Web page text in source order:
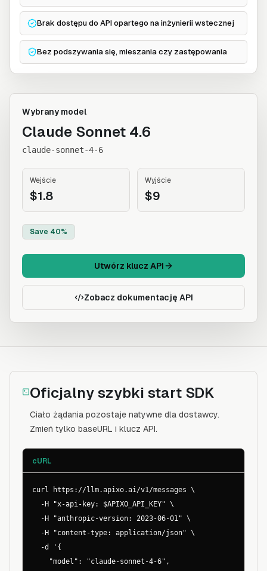
Brak dostępu do API opartego na inżynierii wstecznej
Bez podszywania się, mieszania czy zastępowania
Wybrany model
Claude Sonnet 4.6
claude-sonnet-4-6
Wejście
$1.8
Wyjście
$9
Save 40%
Utwórz klucz API
Zobacz dokumentację API
Oficjalny szybki start SDK
Ciało żądania pozostaje natywne dla dostawcy.
Zmień tylko baseURL i klucz API.
cURL
curl https://llm.apixo.ai/v1/messages \
  -H "x-api-key: $APIXO_API_KEY" \
  -H "anthropic-version: 2023-06-01" \
  -H "content-type: application/json" \
  -d '{
    "model": "claude-sonnet-4-6",